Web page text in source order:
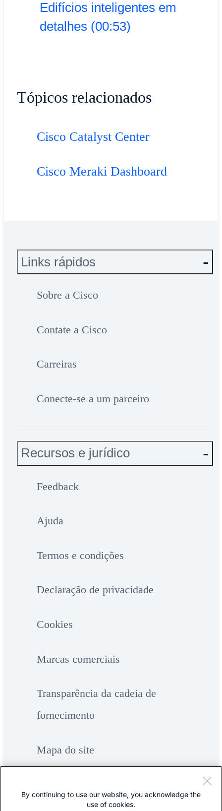
Edifícios inteligentes em
detalhes (00:53)
Tópicos relacionados
Cisco Catalyst Center
Cisco Meraki Dashboard
Links rápidos
Sobre a Cisco
Contate a Cisco
Carreiras
Conecte-se a um parceiro
Recursos e jurídico
Feedback
Ajuda
Termos e condições
Declaração de privacidade
Cookies
Marcas comerciais
Transparência da cadeia de
fornecimento
Mapa do site
By continuing to use our website, you acknowledge the
use of cookies.